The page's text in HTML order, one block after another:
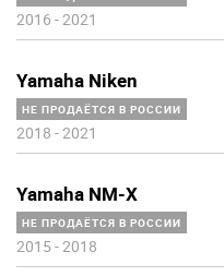
2016 -2021
Yamaha Niken
НЕ ПРОДАЁТСЯ В РОССИИ
2018 -2021
Yamaha NM-X
НЕ ПРОДАЁТСЯ В РОССИИ
2015 -2018